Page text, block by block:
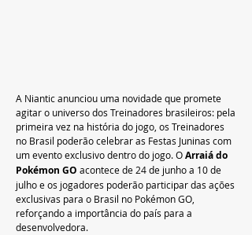
A Niantic anunciou uma novidade que promete
agitar o universo dos Treinadores brasileiros: pela
primeira vez na história do jogo, os Treinadores
no Brasil poderão celebrar as Festas Juninas com
um evento exclusivo dentro do jogo. O Arraiá do
Pokémon GO acontece de 24 de junho a 10 de
julho e os jogadores poderão participar das ações
exclusivas para o Brasil no Pokémon GO,
reforçando a importância do país para a
desenvolvedora.